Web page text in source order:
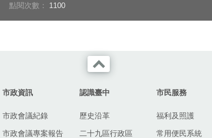
點閱次數： 1100
市政資訊
市政會議紀錄
市政會議專案報告
認識臺中
歷史沿革
二十九區行政區
市民服務
福利及照護
常用便民系統